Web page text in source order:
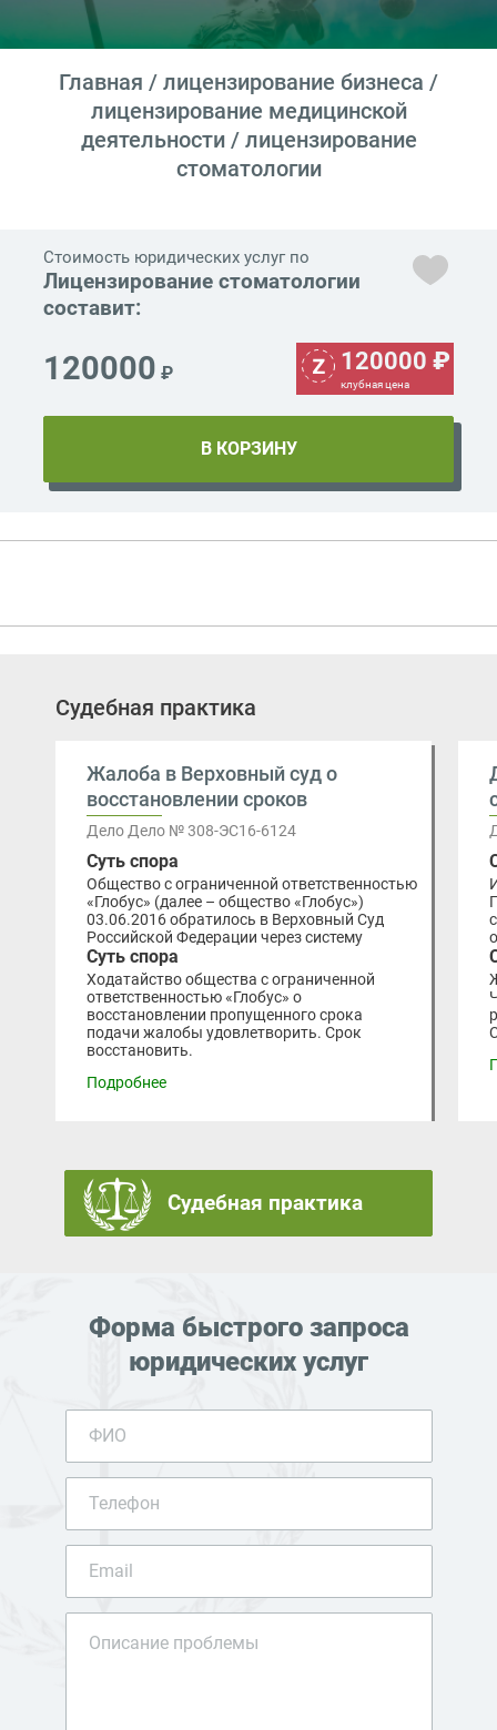
Главная / лицензирование бизнеса /
лицензирование медицинской
деятельности/ лицензирование
стоматологии
Стоимость юридических услуг по
Лицензирование стоматологии
составит:
120000 ₽ 120000 ₽
клубная цена
Судебная практика
Жалоба в Верховный суд о
восстановлении сроков
Дело Дело № 308-ЭС16-6124
Суть спора
Общество с ограниченной ответственностью
«Глобус» (далее – общество «Глобус»)
03.06.2016 обратилось в Верховный Суд
Российской Федерации через систему
Суть спора
Ходатайство общества с ограниченной
ответственностью «Глобус» о
восстановлении пропущенного срока
подачи жалобы удовлетворить. Срок
восстановить.
Подробнее
Судебная практика
Форма быстрого запроса
юридических услуг